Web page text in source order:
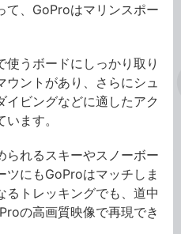
て、GoProはマリンスポー
うボードにしっかり取り
ウントがあり、さらにシュ
イビングなどに適したアク
ます。
られるスキーやスノーボー
ツにもGoProはマッチしま
るトレッキングでも、道中
の高画質映像で再現でき